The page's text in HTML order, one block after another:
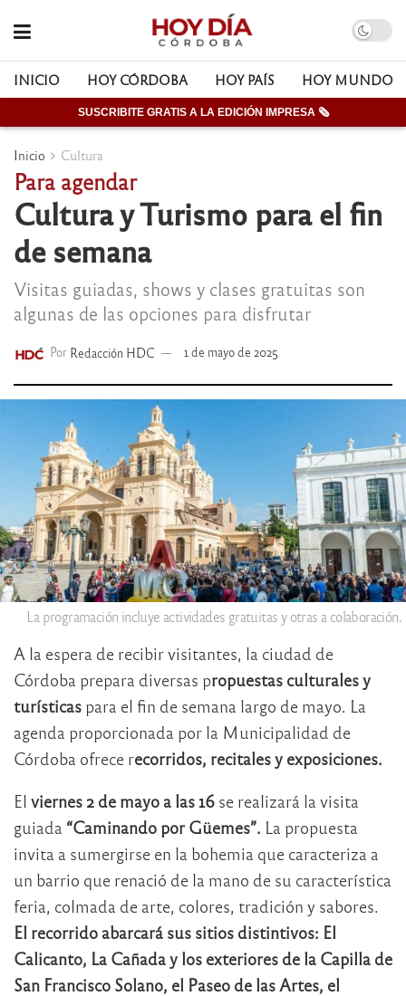
INICIO HOY CÓRDOBA HOY PAÍS HOY MUNDO
SUSCRIBITE GRATIS A LA EDICIÓN IMPRESA 🗞
Inicio Cultura
Para agendar
Cultura y Turismo para el fin
de semana
Visitas guiadas, shows y clases gratuitas son
algunas de las opciones para disfrutar
Por Redacción HDC 1 de mayo de 2025
La programación incluye actividades gratuitas y otras a colaboración.
A la espera de recibir visitantes, la ciudad de
Córdoba prepara diversas propuestas culturales y
turísticas para el fin de semana largo de mayo. La
agenda proporcionada por la Municipalidad de
Córdoba ofrece recorridos, recitales y exposiciones.
El viernes 2 de mayo a las 16 se realizará la visita
guiada “Caminando por Güemes”. La propuesta
invita a sumergirse en la bohemia que caracteriza a
un barrio que renació de la mano de su característica
feria, colmada de arte, colores, tradición y sabores.
El recorrido abarcará sus sitios distintivos: El
Calicanto, La Cañada y los exteriores de la Capilla de
San Francisco Solano, el Paseo de las Artes, el